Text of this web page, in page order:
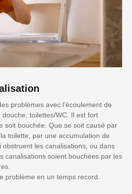
problèmes avec l’écoulement de
douche, toilettes/WC. Il est fort
soit bouchée. Que se soit causé par
toilette, par une accumulation de
les canalisations, ou dans
canalisations soient bouchées par les
problème en un temps record.